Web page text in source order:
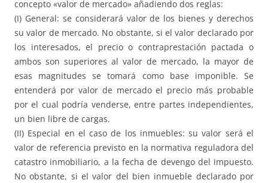
concepto «valor de mercado» añadiendo dos reglas:
(I) General: se considerará valor de los bienes y derechos
su valor de mercado. No obstante, si el valor declarado por
los interesados, el precio o contraprestación pactada o
ambos son superiores al valor de mercado, la mayor de
esas magnitudes se tomará como base imponible. Se
entenderá por valor de mercado el precio más probable
por el cual podría venderse, entre partes independientes,
un bien libre de cargas.
(II) Especial en el caso de los inmuebles: su valor será el
valor de referencia previsto en la normativa reguladora del
catastro inmobiliario, a la fecha de devengo del impuesto.
No obstante, si el valor del bien inmueble declarado por